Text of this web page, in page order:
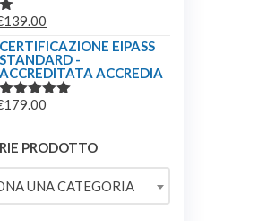
PREZZO
ORIGINALE
ERA:
139.00
PREZZO
ATTUALE
È:
CERTIFICAZIONE EIPASS
STANDARD -
ACCREDITATA ACCREDIA
VALUTATO
179.00
ATTUALE
È:
€179.00.
PRODOTTO
UNA CATEGORIA